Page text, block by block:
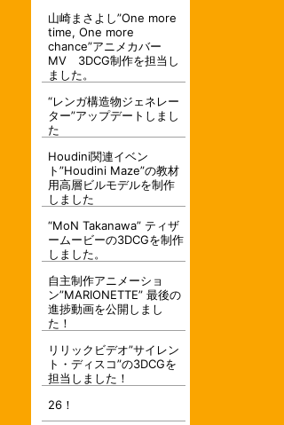
山崎まさよし”One more
time, One more
chance”アニメカバー
MV 3DCG制作を担当し
ました。
“レンガ構造物ジェネレー
ター”アップデートしまし
た
Houdini関連イベン
ト”Houdini Maze”の教材
用高層ビルモデルを制作
しました
“MoN Takanawa” ティザ
ームービーの3DCGを制作
しました。
自主制作アニメーショ
ン”MARIONETTE” 最後の
進捗動画を公開しまし
た！
リリックビデオ”サイレン
ト・ディスコ”の3DCGを
担当しました！
26！